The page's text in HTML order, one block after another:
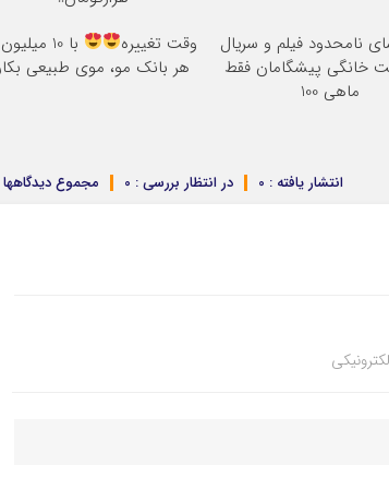
نامحدود فیلم و سریال
خانگی پیشگامان فقط
ماهی 100
وقت تغییره
با 10
هر بانک مو، موی طبیعی
مجموع دیدگاهها در انتظار بررسی : 0 انتشار یافته : 0